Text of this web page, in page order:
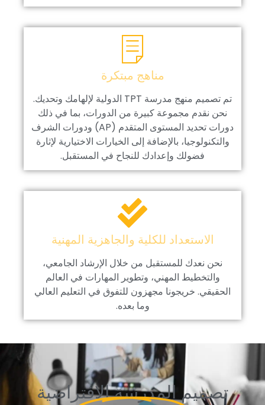
مناهج مبتكرة
تم تصميم منهج مدرسة TPT الدولية لإلهامك وتحديك.
نحن نقدم مجموعة كبيرة من الدورات، بما في ذلك
دورات تحديد المستوى المتقدم (AP) ودورات الشرف
والتكنولوجيا، بالإضافة إلى الخيارات الاختيارية لإثارة
فضولك وإعدادك للنجاح في المستقبل.
الاستعداد للكلية والجاهزية المهنية
نحن نعدك للمستقبل من خلال الإرشاد الجامعي،
والتخطيط المهني، وتطوير المهارات في العالم
الحقيقي. خريجونا مجهزون للتفوق في التعليم العالي
وما بعده.
تصميم المدرسة الافتراضية